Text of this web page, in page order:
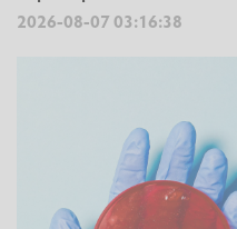
2026-08-07 03:16:38